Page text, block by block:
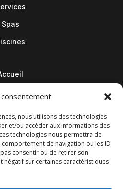
nous utilisons des technologies
et/ou accéder aux informations des
technologies nous permettra de
de navigation ou les ID
consentir ou de retirer son
négatif sur certaines caractéristiques
Spas